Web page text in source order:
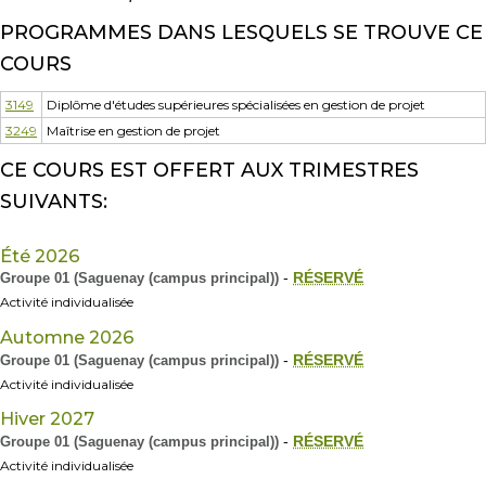
PROGRAMMES DANS LESQUELS SE TROUVE CE
COURS
3149
Diplôme d'études supérieures spécialisées en gestion de projet
3249
Maîtrise en gestion de projet
CE COURS EST OFFERT AUX TRIMESTRES
SUIVANTS:
Été 2026
Groupe 01 (Saguenay (campus principal)) - RÉSERVÉ
Activité individualisée
Automne 2026
Groupe 01 (Saguenay (campus principal)) - RÉSERVÉ
Activité individualisée
Hiver 2027
Groupe 01 (Saguenay (campus principal)) - RÉSERVÉ
Activité individualisée